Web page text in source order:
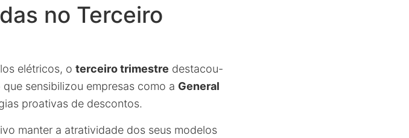
no Terceiro
elétricos, o terceiro trimestre destacou-
sensibilizou empresas como a General
proativas de descontos.
manter a atratividade dos seus modelos